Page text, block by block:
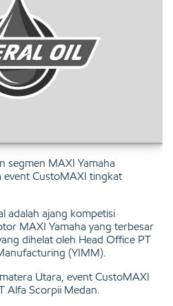
segmen MAXI Yamaha
CustoMAXI tingkat
adalah ajang kompetisi
MAXI Yamaha yang terbesar
dihelat oleh Head Office PT
(YIMM).
Utara, event CustoMAXI
Alfa Scorpii Medan.